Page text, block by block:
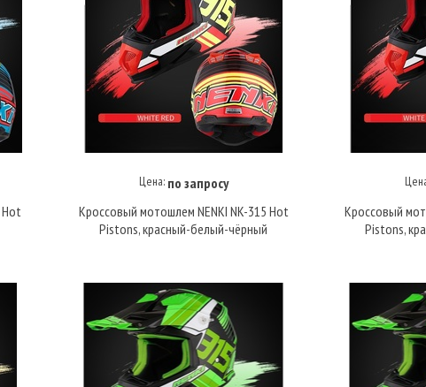
Hot
Купить под заказ
Цена: по запросу
Кроссовый мотошлем NENKI NK-315 Hot
Pistons, красный-белый-чёрный
Кроссовый
Pistons,